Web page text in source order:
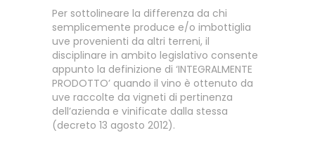
Per sottolineare la differenza da chi
semplicemente produce e/o imbottiglia
uve provenienti da altri terreni, il
disciplinare in ambito legislativo consente
appunto la definizione di ‘INTEGRALMENTE
PRODOTTO’ quando il vino è ottenuto da
uve raccolte da vigneti di pertinenza
dell’azienda e vinificate dalla stessa
(decreto 13 agosto 2012).